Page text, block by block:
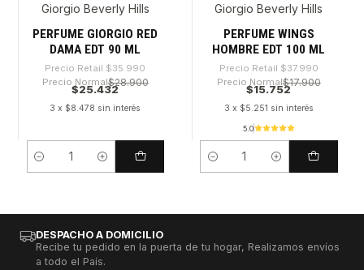
-29%
Giorgio Beverly Hills
PERFUME GIORGIO RED
DAMA EDT 90 ML
Precio Retail $35.990
Precio Normal$28.900
$25.432
3 x $8.478 sin interés
Cantidad
-58%
Giorgio Beverly Hills
PERFUME WINGS
HOMBRE EDT 100 ML
Precio Retail $37.990
Precio Normal$17.900
$15.752
3 x $5.251 sin interés
5.0
Cantidad
DESPACHO A DOMICILIO
Recibe tu pedido en la puerta de tu hogar, Realizamos envíos
a todo el País.